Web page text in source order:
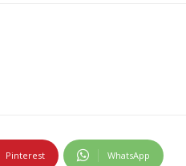
Pinterest WhatsApp